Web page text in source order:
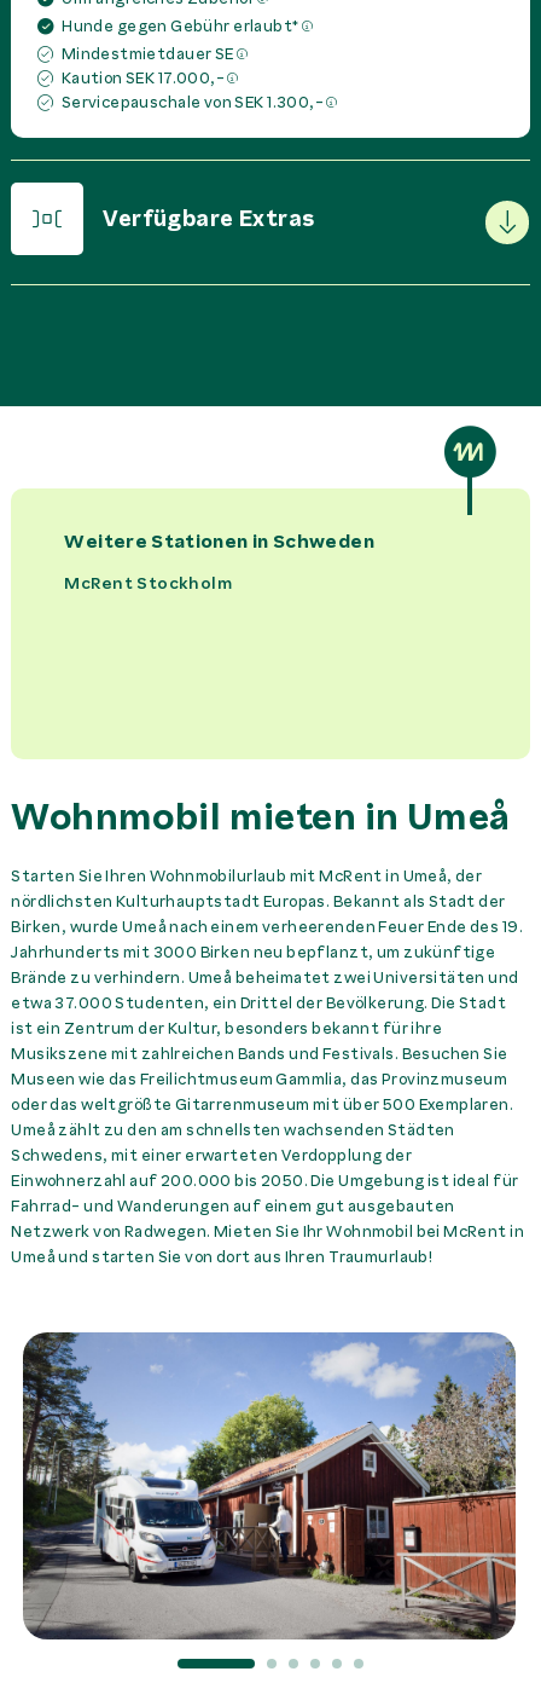
Hunde gegen Gebühr erlaubt*
Mindestmietdauer SE
Kaution SEK 17.000,-
Servicepauschale von SEK 1.300,-
Verfügbare Extras
Miete
Miete
Fahrradträger
Küchenset 390,00 SEK Miete
Mautgebühren SWE &
Navigationssystem 80,00 SEK Tag
Sitzerhöhung 200,00 SEK Miete
Winterservice 900,00 SEK Miete
Weitere Stationen in Schweden
McRent Stockholm
Wohnmobil mieten in Umeå
Starten Sie Ihren Wohnmobilurlaub mit McRent in Umeå, der
nördlichsten Kulturhauptstadt Europas. Bekannt als Stadt der
Birken, wurde Umeå nach einem verheerenden Feuer Ende des 19.
Jahrhunderts mit 3000 Birken neu bepflanzt, um zukünftige
Brände zu verhindern. Umeå beheimatet zwei Universitäten und
etwa 37.000 Studenten, ein Drittel der Bevölkerung. Die Stadt
ist ein Zentrum der Kultur, besonders bekannt für ihre
Musikszene mit zahlreichen Bands und Festivals. Besuchen Sie
Museen wie das Freilichtmuseum Gammlia, das Provinzmuseum
oder das weltgrößte Gitarrenmuseum mit über 500 Exemplaren.
Umeå zählt zu den am schnellsten wachsenden Städten
Schwedens, mit einer erwarteten Verdopplung der
Einwohnerzahl auf 200.000 bis 2050. Die Umgebung ist ideal für
Fahrrad- und Wanderungen auf einem gut ausgebauten
Netzwerk von Radwegen. Mieten Sie Ihr Wohnmobil bei McRent in
Umeå und starten Sie von dort aus Ihren Traumurlaub!